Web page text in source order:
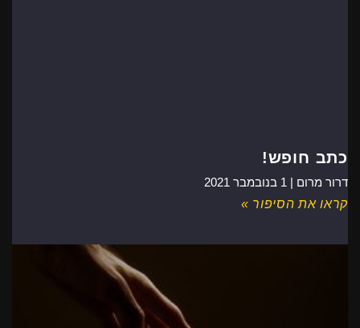
כתב חופש!
דרור מרום | 1 בנובמבר 2021
קראו את הסיפור »